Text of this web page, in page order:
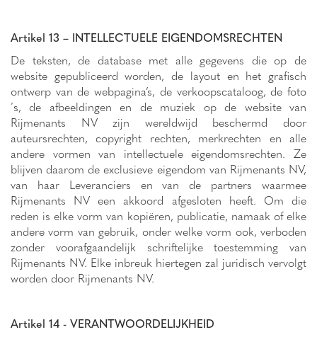
Artikel 13 – INTELLECTUELE EIGENDOMSRECHTEN
De teksten, de database met alle gegevens die op de
website gepubliceerd worden, de layout en het grafisch
ontwerp van de webpagina’s, de verkoopscataloog, de foto
´s, de afbeeldingen en de muziek op de website van
Rijmenants NV zijn wereldwijd beschermd door
auteursrechten, copyright rechten, merkrechten en alle
andere vormen van intellectuele eigendomsrechten. Ze
blijven daarom de exclusieve eigendom van Rijmenants NV,
van haar Leveranciers en van de partners waarmee
Rijmenants NV een akkoord afgesloten heeft. Om die
reden is elke vorm van kopiëren, publicatie, namaak of elke
andere vorm van gebruik, onder welke vorm ook, verboden
zonder voorafgaandelijk schriftelijke toestemming van
Rijmenants NV. Elke inbreuk hiertegen zal juridisch vervolgt
worden door Rijmenants NV.
Artikel 14 - VERANTWOORDELIJKHEID